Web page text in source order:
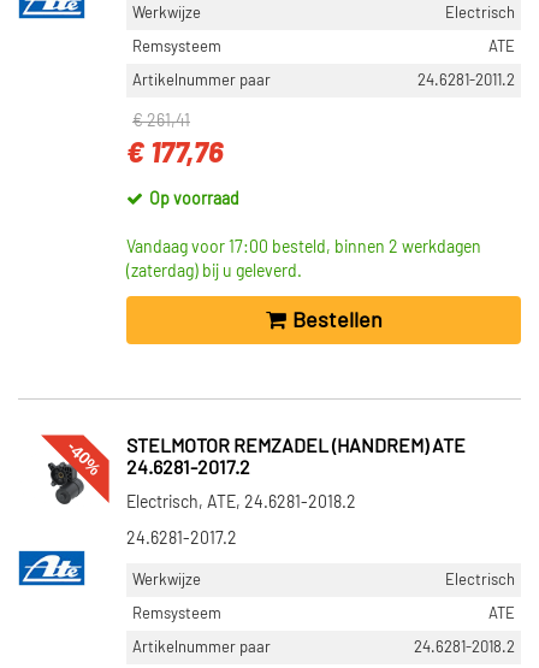
Werkwijze
Electrisch
Remsysteem
ATE
Artikelnummer paar
24.6281-2011.2
€ 261,41
€ 177,76
Op voorraad
Vandaag voor 17:00 besteld, binnen 2 werkdagen
(zaterdag) bij u geleverd.
Bestellen
-40%
STELMOTOR REMZADEL (HANDREM) ATE
24.6281-2017.2
Electrisch, ATE, 24.6281-2018.2
24.6281-2017.2
Werkwijze
Electrisch
Remsysteem
ATE
Artikelnummer paar
24.6281-2018.2